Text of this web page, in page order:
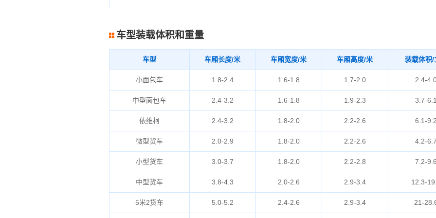
车型装载体积和重量
车型 车厢长度/米 车厢宽度/米 车厢高度/米 装载体积/
小面包车 1.8-2.4 1.6-1.8 1.7-2.0 2.4-
中型面包车 2.4-3.2 1.6-1.8 1.9-2.3 3.7-
依维柯 2.4-3.2 1.8-2.0 2.2-2.6 6.1-
微型货车 2.0-2.9 1.8-2.0 2.2-2.6 4.2-
小型货车 3.0-3.7 1.8-2.0 2.2-2.8 7.2-
中型货车 3.8-4.3 2.0-2.6 2.9-3.4 12.3-
5米2货车 5.0-5.2 2.4-2.6 2.9-3.4 21-